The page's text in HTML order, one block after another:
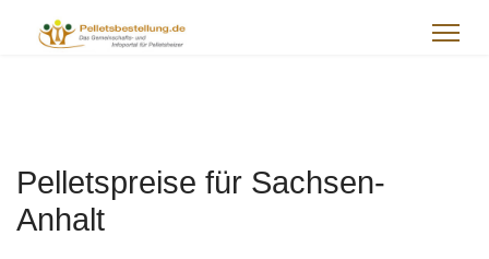
Pelletspreise für Sachsen-
Anhalt